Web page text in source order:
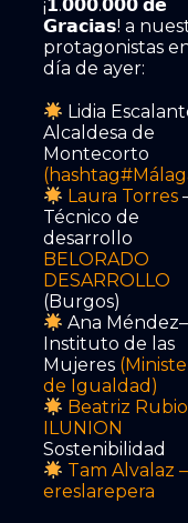
¡𝟭.𝟬𝟬𝟬.𝟬𝟬𝟬 𝗱𝗲
𝗚𝗿𝗮𝗰𝗶𝗮𝘀! a
protagonistas
día de ayer:
Lidia
Alcaldesa de
Montecorto
(hashtag#
Laura Torres
Técnico de
desarrollo
BELORADO
DESARROLLO
(Burgos)
Ana Méndez–
Instituto de las
Mujeres (
de Igualdad )
Beatriz Rubio
ILUNION
Sostenibilidad
Tam Alvalaz –
ereslarepera